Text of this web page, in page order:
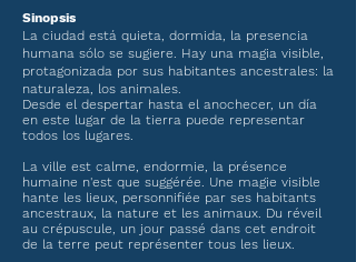
Sinopsis
La ciudad está quieta, dormida, la presencia
humana sólo se sugiere. Hay una magia visible,
protagonizada por sus habitantes ancestrales: la
naturaleza, los animales.
Desde el despertar hasta el anochecer, un día
en este lugar de la tierra puede representar
todos los lugares.
La ville est calme, endormie, la présence
humaine n'est que suggérée. Une magie visible
hante les lieux, personnifiée par ses habitants
ancestraux, la nature et les animaux. Du réveil
au crépuscule, un jour passé dans cet endroit
de la terre peut représenter tous les lieux.